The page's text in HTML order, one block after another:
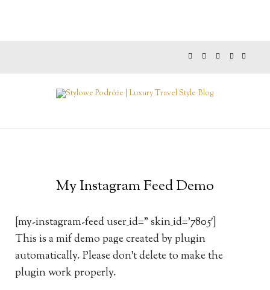
My Instagram Feed Demo
[my-instagram-feed user_id=” skin_id=’7805′]
This is a mif demo page created by plugin
automatically. Please don’t delete to make the
plugin work properly.